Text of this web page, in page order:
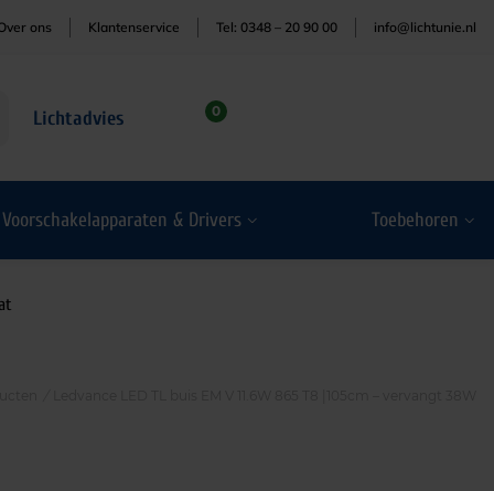
ons Klantenservice Tel: 0348 – 20 90 00 info@lichtunie.nl
Lichtadvies 0
Voorschakelapparaten & Drivers Toebehoren